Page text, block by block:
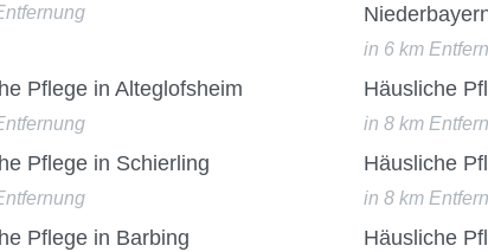
in 6 km
Pflege in Alteglofsheim Häusliche
in 8 km
Pflege in Schierling Häusliche
in 8 km
Pflege in Barbing Häusliche